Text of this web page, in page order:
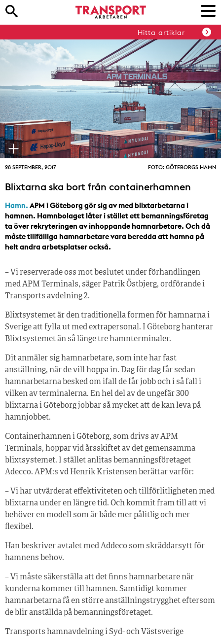
Hitta artiklar
28 SEPTEMBER, 2017 FOTO: GÖTEBORGS HAMN
Blixtarna ska bort från containerhamnen
Hamn. APM i Göteborg gör sig av med blixtarbetarna i
hamnen. Hamnbolaget låter i stället ett bemanningsföretag
ta över rekryteringen av inhoppande hamnarbetare. Och då
måste tillfälliga hamnarbetare vara beredda att hamna på
helt andra arbetsplatser också.
– Vi reserverade oss mot beslutet under förhandlingen
med APM Terminals, säger Patrik Östbjerg, ordförande i
Transports avdelning 2.
Blixtsystemet är den traditionella formen för hamnarna i
Sverige att fylla ut med extrapersonal. I Göteborg hanterar
Blixtsystemet än så länge tre hamnterminaler.
Dit anmäler sig hamnarbetare, som inte har fast
anställning, när de vill hoppa in. Dag för dag får sedan
hamnarbetarna besked om ifall de får jobb och i så fall i
vilken av terminalerna. En hel del av de ungefär 300
blixtarna i Göteborg jobbar så mycket att de kan leva på
hamnjobbet.
Containerhamnen i Göteborg, som drivs av APM
Terminals, hoppar vid årsskiftet av det gemensamma
blixtsystemet. I stället anlitas bemanningsföretaget
Adecco. APM:s vd Henrik Kristensen berättar varför:
– Vi har utvärderat effektiviteten och tillförlitligheten med
blixtarna under en längre tid. Och kommit fram till att vi
behöver en modell som är både mer pålitlig och mer
flexibel.
Han beskriver avtalet med Addeco som skräddarsytt för
hamnens behov.
– Vi måste säkerställa att det finns hamnarbetare när
kunderna kommer till hamnen. Samtidigt kommer
hamnarbetarna få en större anställningstrygghet eftersom
de blir anställda på bemanningsföretaget.
Transports hamnavdelning i Syd- och Västsverige